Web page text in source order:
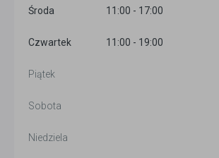
Środa 11:00 - 17:00
Czwartek 11:00 - 19:00
Piątek
Sobota
Niedziela